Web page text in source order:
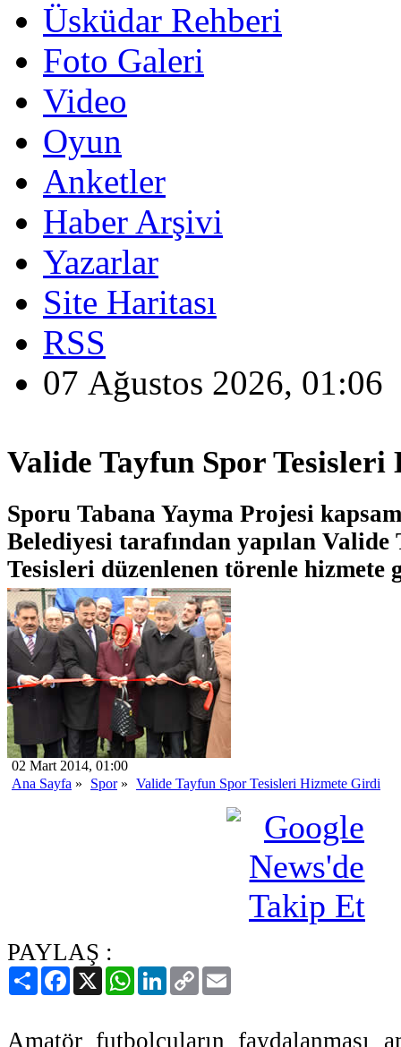
Üsküdar Rehberi
Foto Galeri
Video
Oyun
Anketler
Haber Arşivi
Yazarlar
Site Haritası
RSS
07 Ağustos 2026, 01:06
Valide Tayfun Spor
Sporu Tabana Yayma Projesi
Belediyesi tarafından yapılan Valide
Tesisleri düzenlenen törenle hizmete
02 Mart 2014, 01:00
Ana Sayfa » Spor» Valide Tayfun Spor Tesisleri Hizmete Girdi
PAYLAŞ :
PaylaşFacebook
X WhatsAppLinkedIn
Copy
Link
Amatör futbolcuların faydalanması